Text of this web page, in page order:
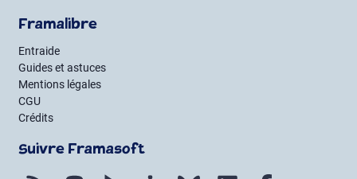
Framalibre
Entraide
Guides et astuces
Mentions légales
CGU
Crédits
Suivre Framasoft
Flux RSS MastodonPeerTube Mobilizon Bluesky LinkedIn